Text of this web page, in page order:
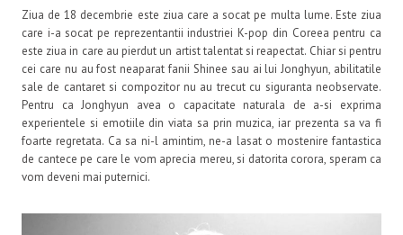
Ziua de 18 decembrie este ziua care a socat pe multa lume. Este ziua
care i-a socat pe reprezentantii industriei K-pop din Coreea pentru ca
este ziua in care au pierdut un artist talentat si reapectat. Chiar si pentru
cei care nu au fost neaparat fanii Shinee sau ai lui Jonghyun, abilitatile
sale de cantaret si compozitor nu au trecut cu siguranta neobservate.
Pentru ca Jonghyun avea o capacitate naturala de a-si exprima
experientele si emotiile din viata sa prin muzica, iar prezenta sa va fi
foarte regretata. Ca sa ni-l amintim, ne-a lasat o mostenire fantastica
de cantece pe care le vom aprecia mereu, si datorita corora, speram ca
vom deveni mai puternici.